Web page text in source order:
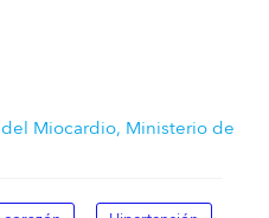
Miocardio, Ministerio de